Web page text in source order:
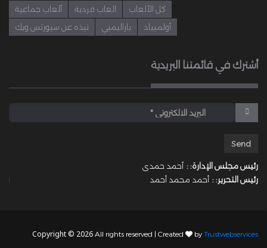
ألعاب جماعية العاب فردية
كل الألعاب
نبذه عن سبورتس ويك
باراليمبي أولمبياد
أشترك في قائمتنا البريدية
رئيس مجلس الإدارة: : أحمد حمدى
رئيس التحرير: : أحمد محمد أحمد
Copyright © 2026 All rights reserved | Created by Trustwebservices